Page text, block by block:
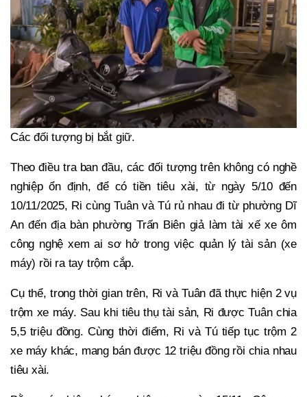
Các đối tượng bị bắt giữ.
Theo điều tra ban đầu, các đối tượng trên không có nghề
nghiệp ổn định, để có tiền tiêu xài, từ ngày 5/10 đến
10/11/2025, Ri cùng Tuân và Tú rủ nhau đi từ phường Dĩ
An đến địa bàn phường Trấn Biên giả làm tài xế xe ôm
công nghệ xem ai sơ hở trong việc quản lý tài sản (xe
máy) rồi ra tay trộm cắp.
Cụ thể, trong thời gian trên, Ri và Tuân đã thực hiện 2 vụ
trộm xe máy. Sau khi tiêu thụ tài sản, Ri được Tuân chia
5,5 triệu đồng. Cùng thời điểm, Ri và Tú tiếp tục trộm 2
xe máy khác, mang bán được 12 triệu đồng rồi chia nhau
tiêu xài.